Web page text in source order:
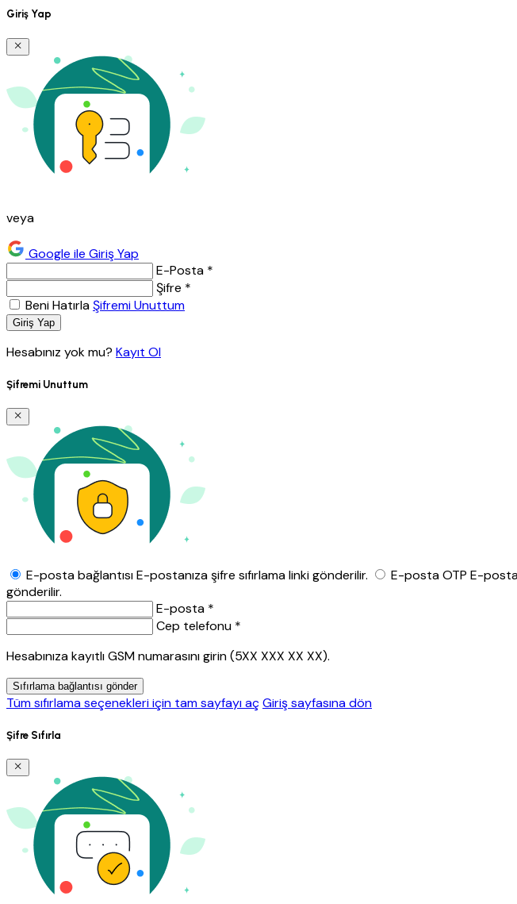
Giriş Yap
veya
Google ile Giriş Yap
E-Posta *
Şifre *
Beni HatırlaŞifremi Unuttum
Giriş Yap
Hesabınız yok mu? Kayıt Ol
Şifremi Unuttum
E-posta bağlantısıE-postanıza şifre sıfırlama linki gönderilir. E-posta OTP E-
gönderilir.
E-posta *
Cep telefonu *
Hesabınıza kayıtlı GSM numarasını girin (5XX XXX XX XX).
Sıfırlama bağlantısı gönder
Tüm sıfırlama seçenekleri için tam sayfayı açGiriş sayfasına dön
Şifre Sıfırla